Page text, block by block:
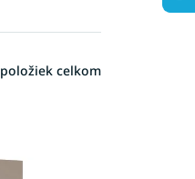
položiek celkom